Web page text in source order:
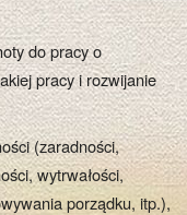
do pracy o
pracy i rozwijanie
(zaradności,
wytrwałości,
porządku, itp.),